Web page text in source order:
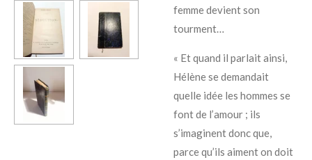
femme devient son
tourment…
« Et quand il parlait ainsi,
Hélène se demandait
quelle idée les hommes se
font de l’amour ; ils
s’imaginent donc que,
parce qu’ils aiment on doit